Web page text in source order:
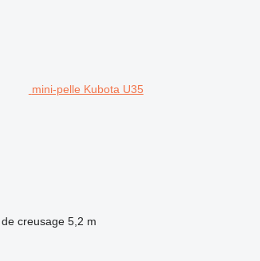
mini-pelle Kubota U35
creusage 5,2 m